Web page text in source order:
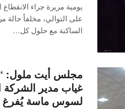
يومية مريرة جراء الانقطاع
على التوالي، مخلفاً حالة
الساكنة مع حلول كل…
مجلس أيت ملول:
غياب مدير الشركة
لسوس ماسة يُفرغ